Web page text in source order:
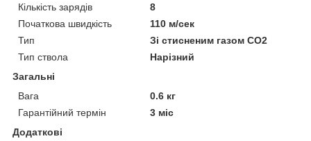
Кількість зарядів
8
Початкова швидкість
110 м/сек
Тип
Зі стисненим газом СО2
Тип ствола
Нарізний
Загальні
Вага
0.6 кг
Гарантійний термін
3 міс
Додаткові